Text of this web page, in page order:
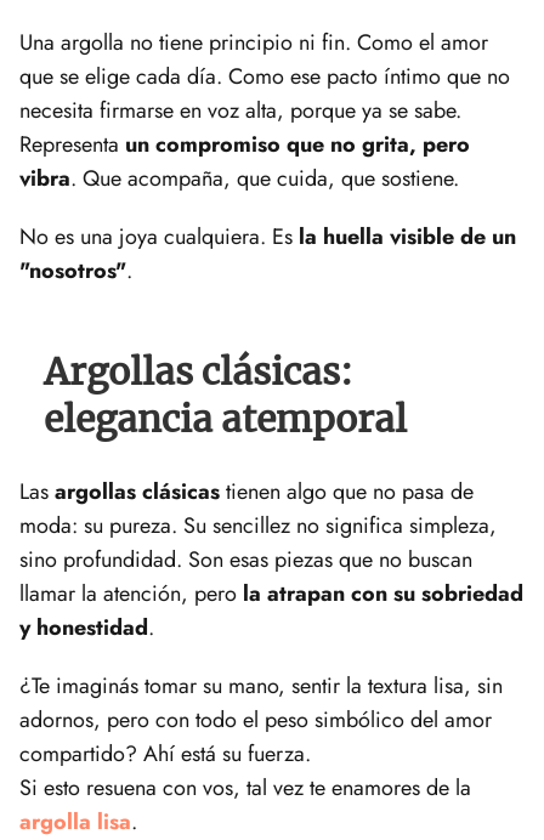
Una argolla no tiene principio ni fin. Como el amor
que se elige cada día. Como ese pacto íntimo que no
necesita firmarse en voz alta, porque ya se sabe.
Representa un compromiso que no grita, pero
vibra. Que acompaña, que cuida, que sostiene.
No es una joya cualquiera. Es la huella visible de un
"nosotros".
Argollas clásicas:
elegancia atemporal
Lasargollas clásicastienen algo que no pasa de
moda: su pureza. Su sencillez no significa simpleza,
sino profundidad. Son esas piezas que no buscan
llamar la atención, pero la atrapan con su sobriedad
y honestidad.
¿Te imaginás tomar su mano, sentir la textura lisa, sin
adornos, pero con todo el peso simbólico del amor
compartido? Ahí está su fuerza.
Si esto resuena con vos, tal vez te enamores de la
argolla lisa.